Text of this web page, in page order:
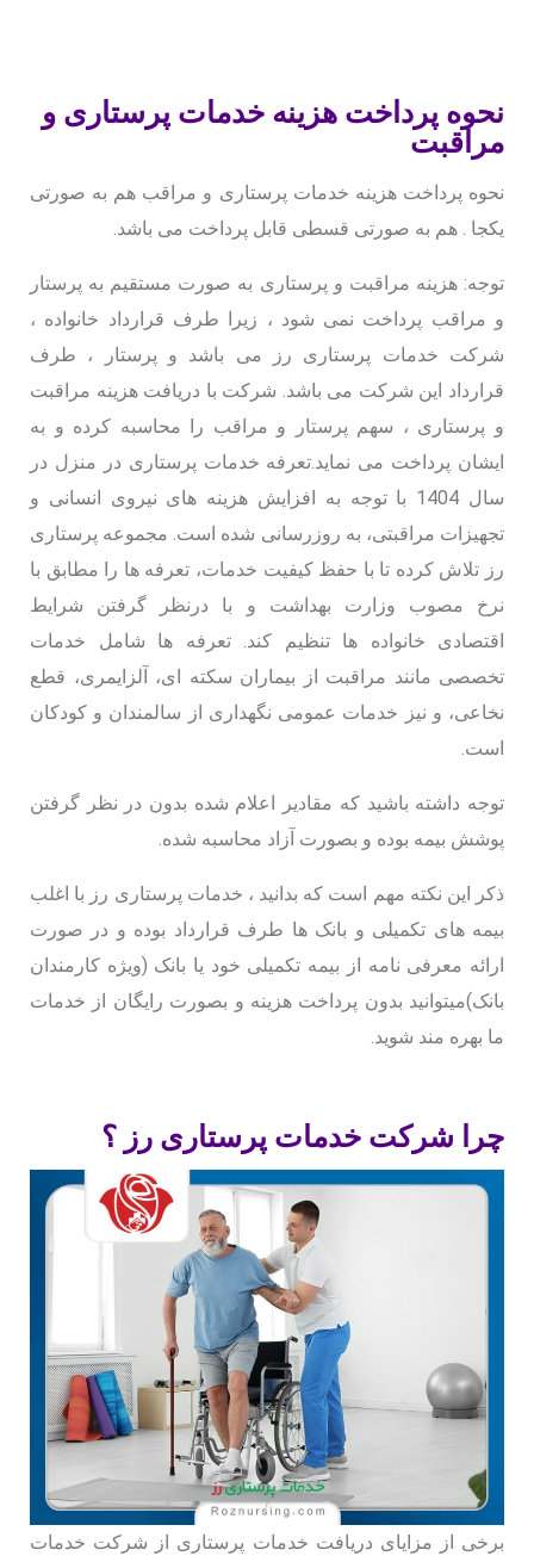
نحوه پرداخت هزینه خدمات پرستاری و
مراقبت
نحوه پرداخت هزینه خدمات پرستاری و مراقب هم به صورتی
یکجا . هم به صورتی قسطی قابل پرداخت می باشد.
توجه: هزینه مراقبت و پرستاری به صورت مستقیم به پرستار
و مراقب پرداخت نمی شود ، زیرا طرف قرارداد خانواده ،
شرکت خدمات پرستاری رز می باشد و پرستار ، طرف
قرارداد این شرکت می باشد. شرکت با دریافت هزینه مراقبت
و پرستاری ، سهم پرستار و مراقب را محاسبه کرده و به
ایشان پرداخت می نماید.تعرفه خدمات پرستاری در منزل در
سال 1404 با توجه به افزایش هزینه های نیروی انسانی و
تجهیزات مراقبتی، به روزرسانی شده است. مجموعه پرستاری
رز تلاش کرده تا با حفظ کیفیت خدمات، تعرفه ها را مطابق با
نرخ مصوب وزارت بهداشت و با درنظر گرفتن شرایط
اقتصادی خانواده ها تنظیم کند. تعرفه ها شامل خدمات
تخصصی مانند مراقبت از بیماران سکته ای، آلزایمری، قطع
نخاعی، و نیز خدمات عمومی نگهداری از سالمندان و کودکان
است.
توجه داشته باشید که مقادیر اعلام شده بدون در نظر گرفتن
پوشش بیمه بوده و بصورت آزاد محاسبه شده.
ذکر این نکته مهم است که بدانید ، خدمات پرستاری رز با اغلب
بیمه های تکمیلی و بانک ها طرف قرارداد بوده و در صورت
ارائه معرفی نامه از بیمه تکمیلی خود یا بانک (ویژه کارمندان
بانک)میتوانید بدون پرداخت هزینه و بصورت رایگان از خدمات
ما بهره مند شوید.
چرا شرکت خدمات پرستاری رز ؟
برخی از مزایای دریافت خدمات پرستاری از شرکت خدمات